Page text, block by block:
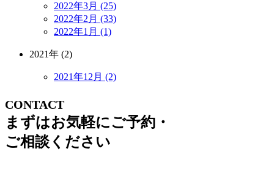
2022年3月 (25)
2022年2月 (33)
2022年1月 (1)
2021年 (2)
2021年12月 (2)
CONTACT
まずはお気軽にご予約・
ご相談ください